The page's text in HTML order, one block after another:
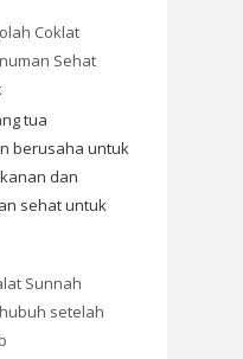
Coklat
Sehat
tua
berusaha untuk
dan
sehat untuk
Sunnah
setelah